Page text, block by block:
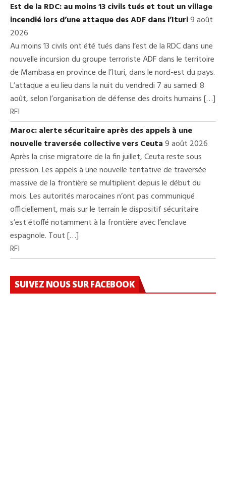
Est de la RDC: au moins 13 civils tués et tout un village
incendié lors d’une attaque des ADF dans l’Ituri9 août
2026
Au moins 13 civils ont été tués dans l’est de la RDC dans une
nouvelle incursion du groupe terroriste ADF dans le territoire
de Mambasa en province de l’Ituri, dans le nord-est du pays.
L’attaque a eu lieu dans la nuit du vendredi 7 au samedi 8
août, selon l’organisation de défense des droits humains […]
RFI
Maroc: alerte sécuritaire après des appels à une
nouvelle traversée collective vers Ceuta9 août 2026
Après la crise migratoire de la fin juillet, Ceuta reste sous
pression. Les appels à une nouvelle tentative de traversée
massive de la frontière se multiplient depuis le début du
mois. Les autorités marocaines n’ont pas communiqué
officiellement, mais sur le terrain le dispositif sécuritaire
s’est étoffé notamment à la frontière avec l’enclave
espagnole. Tout […]
RFI
SUIVEZ NOUS SUR FACEBOOK